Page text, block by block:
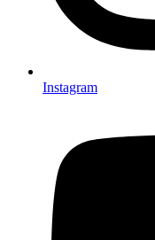
Instagram